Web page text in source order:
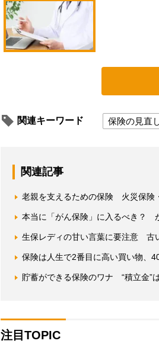
関連キーワード 保険の見直
関連記事
老親を支えるための保険 火災保険
本当に「がん保険」に入るべき？
生保レディの甘い言葉に要注意 古
保険は人生で2番目に高い買い物、
貯蓄ができる保険のワナ “積立金”
注目TOPIC